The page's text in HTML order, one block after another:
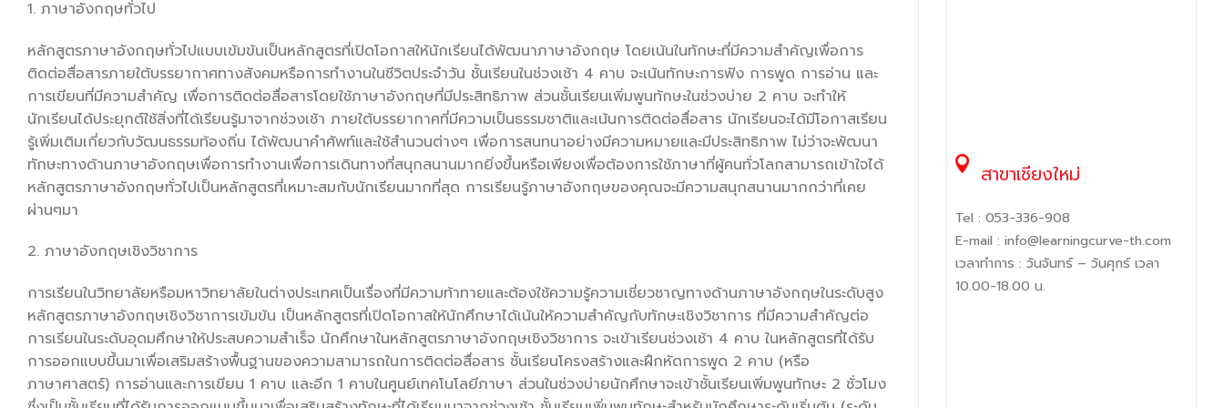
1. ภาษาอังกฤษทั่วไป
หลักสูตรภาษาอังกฤษทั่วไปแบบเข้มข้นเป็นหลักสูตรที่เปิดโอกาสให้นักเรียนได้พัฒนาภาษาอังกฤษ โดยเน้นในทักษะที่มีความสำคัญเพื่อการ
ติดต่อสื่อสารภายใต้บรรยากาศทางสังคมหรือการทำงานในชีวิตประจำวัน ชั้นเรียนในช่วงเช้า 4 คาบ จะเน้นทักษะการฟัง การพูด การอ่าน และ
การเขียนที่มีความสำคัญ เพื่อการติดต่อสื่อสารโดยใช้ภาษาอังกฤษที่มีประสิทธิภาพ ส่วนชั้นเรียนเพิ่มพูนทักษะในช่วงบ่าย 2 คาบ จะทำให้
นักเรียนได้ประยุกต์ใช้สิ่งที่ได้เรียนรู้มาจากช่วงเช้า ภายใต้บรรยากาศที่มีความเป็นธรรมชาติและเน้นการติดต่อสื่อสาร นักเรียนจะได้มีโอกาสเรียน
รู้เพิ่มเติมเกี่ยวกับวัฒนธรรมท้องถิ่น ได้พัฒนาคำศัพท์และใช้สำนวนต่างๆ เพื่อการสนทนาอย่างมีความหมายและมีประสิทธิภาพ ไม่ว่าจะพัฒนา
ทักษะทางด้านภาษาอังกฤษเพื่อการทำงานเพื่อการเดินทางที่สนุกสนานมากยิ่งขึ้นหรือเพียงเพื่อต้องการใช้ภาษาที่ผู้คนทั่วโลกสามารถเข้าใจได้
หลักสูตรภาษาอังกฤษทั่วไปเป็นหลักสูตรที่เหมาะสมกับนักเรียนมากที่สุด การเรียนรู้ภาษาอังกฤษของคุณจะมีความสนุกสนานมากกว่าที่เคย
ผ่านๆมา
2. ภาษาอังกฤษเชิงวิชาการ
การเรียนในวิทยาลัยหรือมหาวิทยาลัยในต่างประเทศเป็นเรื่องที่มีความท้าทายและต้องใช้ความรู้ความเชี่ยวชาญทางด้านภาษาอังกฤษในระดับสูง
หลักสูตรภาษาอังกฤษเชิงวิชาการเข้มข้น เป็นหลักสูตรที่เปิดโอกาสให้นักศึกษาได้เน้นให้ความสำคัญกับทักษะเชิงวิชาการ ที่มีความสำคัญต่อ
การเรียนในระดับอุดมศึกษาให้ประสบความสำเร็จ นักศึกษาในหลักสูตรภาษาอังกฤษเชิงวิชาการ จะเข้าเรียนช่วงเช้า 4 คาบ ในหลักสูตรที่ได้รับ
การออกแบบขึ้นมาเพื่อเสริมสร้างพื้นฐานของความสามารถในการติดต่อสื่อสาร ชั้นเรียนโครงสร้างและฝึกหัดการพูด 2 คาบ (หรือ
ภาษาศาสตร์) การอ่านและการเขียน 1 คาบ และอีก 1 คาบในศูนย์เทคโนโลยีภาษา ส่วนในช่วงบ่ายนักศึกษาจะเข้าชั้นเรียนเพิ่มพูนทักษะ 2 ชั่วโมง
สาขาเชียงใหม่
Tel : 053-336-908
E-mail : info@learningcurve-th.com
เวลาทำการ : วันจันทร์ – วันศุกร์ เวลา
10.00-18.00 น.